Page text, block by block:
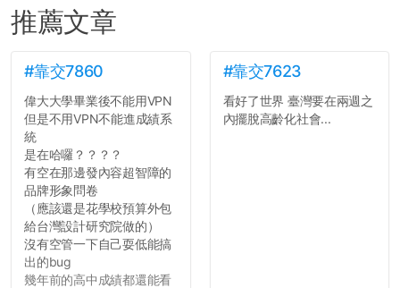
推薦文章
#靠交7860
偉大大學畢業後不能用VPN
但是不用VPN不能進成績系
統
是在哈囉？？？？
有空在那邊發內容超智障的
品牌形象問卷
（應該還是花學校預算外包
給台灣設計研究院做的）
沒有空管一下自己耍低能搞
出的bug
幾年前的高中成績都還能看
#靠交7623
看好了世界 臺灣要在兩週之
內擺脫高齡化社會...